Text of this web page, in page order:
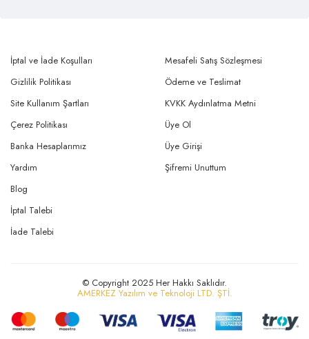
İptal ve İade Koşulları
Gizlilik Politikası
Site Kullanım Şartları
Mesafeli Satış Sözleşmesi
Ödeme ve Teslimat
KVKK Aydınlatma Metni
Çerez Politikası
Banka Hesaplarımız
Yardım
Üye Ol
Üye Girişi
Şifremi Unuttum
Blog
İptal Talebi
İade Talebi
© Copyright 2025 Her Hakkı Saklıdır.
AMERKEZ Yazılım ve Teknoloji LTD. ŞTİ.